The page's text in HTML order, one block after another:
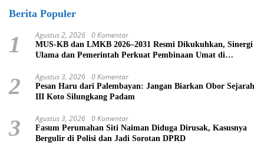
Berita Populer
1 Agustus 2, 2026 0 Komentar
MUS-KB dan LMKB 2026–2031 Resmi Dikukuhkan, Sinergi
Ulama dan Pemerintah Perkuat Pembinaan Umat di
2 Agustus 3, 2026 0 Komentar
Pesan Haru dari Palembayan: Jangan Biarkan Obor Sejarah
III Koto Silungkang Padam
3 Agustus 3, 2026 0 Komentar
Fasum Perumahan Siti Naiman Diduga Dirusak, Kasusnya
Bergulir di Polisi dan Jadi Sorotan DPRD